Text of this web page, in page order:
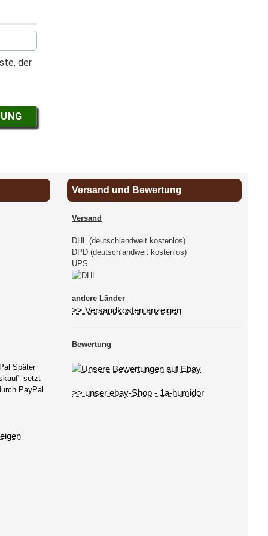
der
Später
setzt
PayPal
Versand und Bewertung
Versand
DHL (deutschlandweit kostenlos)
DPD (deutschlandweit kostenlos)
UPS
andere Länder
>> Versandkosten anzeigen
Bewertung
>> unser ebay-Shop - 1a-humidor